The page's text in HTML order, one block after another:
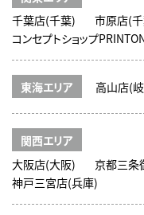
千葉店(千葉)
市原店(
コンセプトショップ
東海エリア 高山店(
関西エリア
大阪店(大阪)
京都三条
神戸三宮店(兵庫)